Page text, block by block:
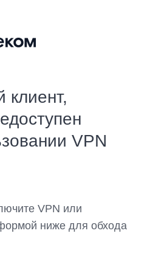
VPN
VPN или
ниже для обхода